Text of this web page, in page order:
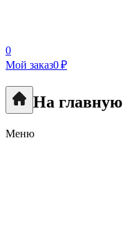
0
Мой заказ0 ₽
На главную
Меню